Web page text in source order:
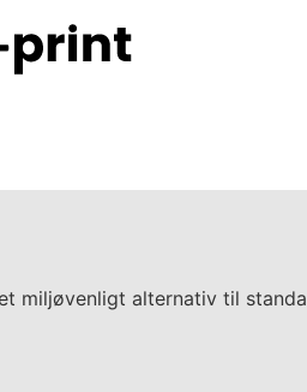
miljøvenligt alternativ til